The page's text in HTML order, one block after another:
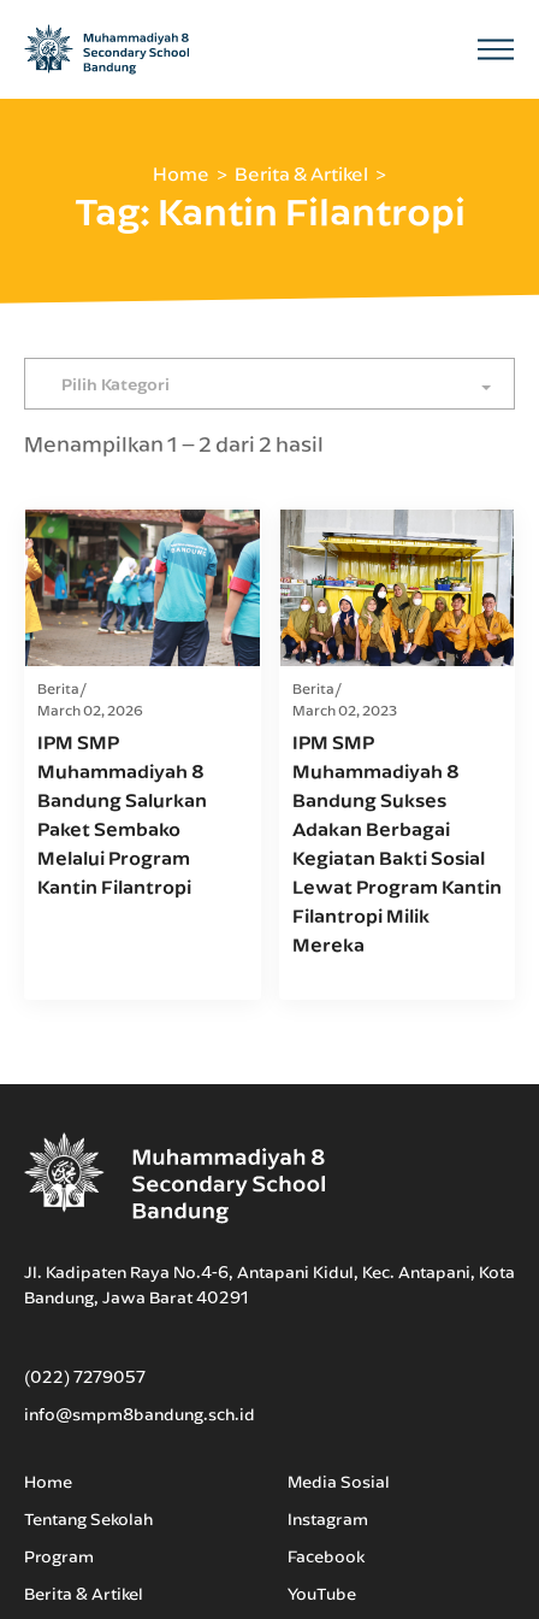
Home Berita & Artikel
Tag: Kantin Filantropi
Pilih Kategori
Menampilkan 1 – 2 dari 2 hasil
Berita
March 02, 2026
IPM SMP
Muhammadiyah 8
Bandung Salurkan
Paket Sembako
Melalui Program
Kantin Filantropi
Berita
March 02, 2023
IPM SMP
Muhammadiyah 8
Bandung Sukses
Adakan Berbagai
Kegiatan Bakti Sosial
Lewat Program Kantin
Filantropi Milik
Mereka
Jl. Kadipaten Raya No.4-6, Antapani Kidul, Kec. Antapani, Kota
Bandung, Jawa Barat 40291
(022) 7279057
info@smpm8bandung.sch.id
Home
Tentang Sekolah
Program
Berita & Artikel
Media Sosial
Instagram
Facebook
YouTube